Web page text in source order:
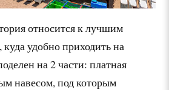
относится к лучшим
удобно приходить на
на 2 части: платная
навесом, под которым